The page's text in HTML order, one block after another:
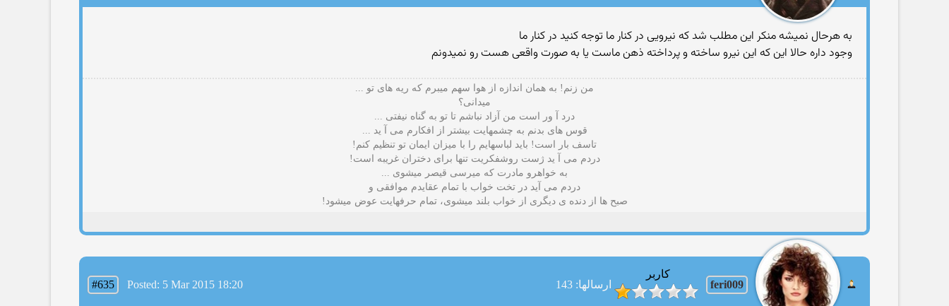
به هرحال نمیشه منکر این مطلب شد که نیرویی در کنار ما توجه کنید در کنار ما
وجود داره حالا این که این نیرو ساخته و پرداخته ذهن ماست یا به صورت واقعی هست رو نمیدونم
من زنم! به همان اندازه از هوا سهم میبرم که ریه های تو ...
میدانی؟
درد آ ور است من آزاد نباشم تا تو به گناه نیفتی ...
قوس های بدنم به چشمهایت بیشتر از افکارم می آ ید ...
تاسف بار است! باید لباسهایم را با میزان ایمان تو تنظیم کنم!
دردم می آ ید ژست روشفکریت تنها برای دختران غریبه است!
به خواهرو مادرت که میرسی قیصر میشوی ...
دردم می آید در تخت خواب با تمام عقایدم موافقی و
صبح ها از دنده ی دیگری از خواب بلند میشوی، تمام حرفهایت عوض میشود!
feri009
کاربر
ارسالها: 143
#635 Posted: 5 Mar 2015 18:20